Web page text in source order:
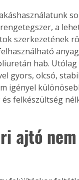
a
szerkezetének
hab.
gyors, olcsó,
igényel
és felkészültség
ajtó